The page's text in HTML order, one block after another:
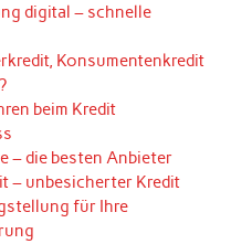
digital – schnelle
Konsumentenkredit
beim Kredit
– die besten Anbieter
– unbesicherter Kredit
für Ihre